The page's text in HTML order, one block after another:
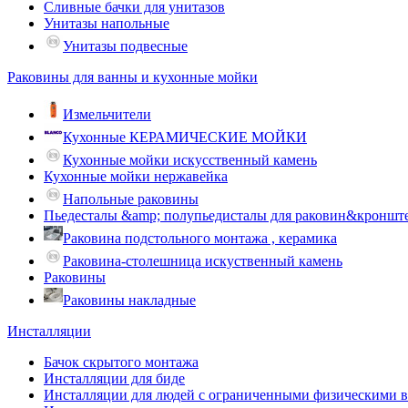
Сливные бачки для унитазов
Унитазы напольные
Унитазы подвесные
Раковины для ванны и кухонные мойки
Измельчители
Кухонные КЕРАМИЧЕСКИЕ МОЙКИ
Кухонные мойки искусственный камень
Кухонные мойки нержавейка
Напольные раковины
Пьедесталы &amp; полупьедисталы для
Раковина подстольного монтажа , керамика
Раковина-столешница искуственный камень
Раковины
Раковины накладные
Инсталляции
Бачок скрытого монтажа
Инсталляции для биде
Инсталляции для людей с ограниченными физическими